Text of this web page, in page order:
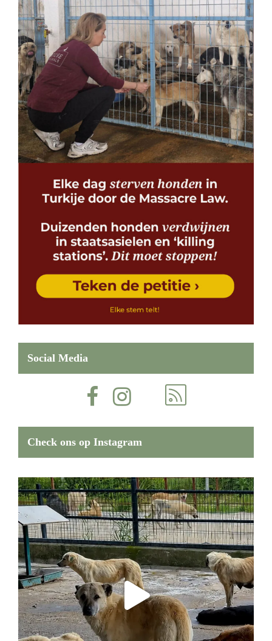
Social Media
Check ons op Instagram